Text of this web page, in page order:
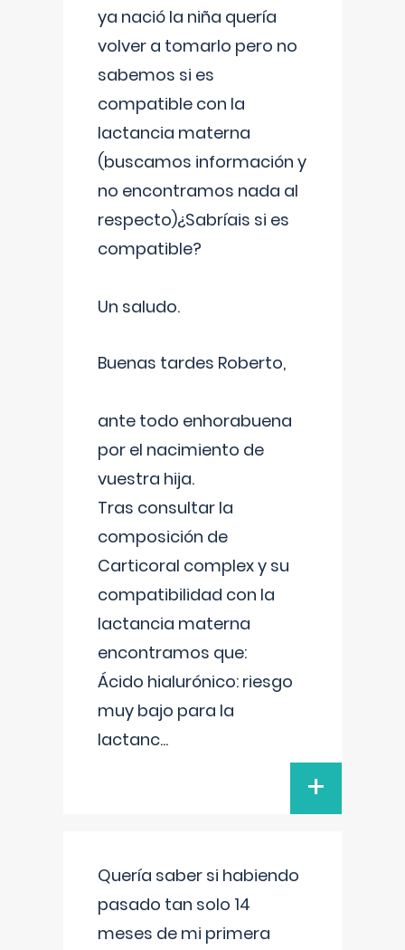
ya nació la niña quería
volver a tomarlo pero no
sabemos si es
compatible con la
lactancia materna
(buscamos información y
no encontramos nada al
respecto)¿Sabríais si es
compatible?
Un saludo.
Buenas tardes Roberto,
ante todo enhorabuena
por el nacimiento de
vuestra hija.
Tras consultar la
composición de
Carticoral complex y su
compatibilidad con la
lactancia materna
encontramos que:
Ácido hialurónico: riesgo
muy bajo para la
lactanc...
+
Quería saber si habiendo
pasado tan solo 14
meses de mi primera